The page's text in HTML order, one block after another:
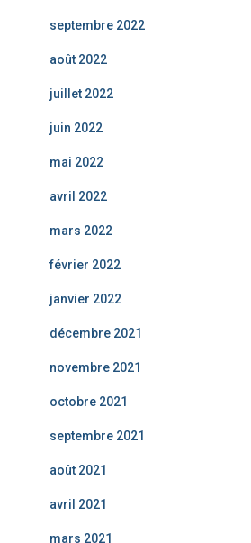
septembre 2022
août 2022
juillet 2022
juin 2022
mai 2022
avril 2022
mars 2022
février 2022
janvier 2022
décembre 2021
novembre 2021
octobre 2021
septembre 2021
août 2021
avril 2021
mars 2021